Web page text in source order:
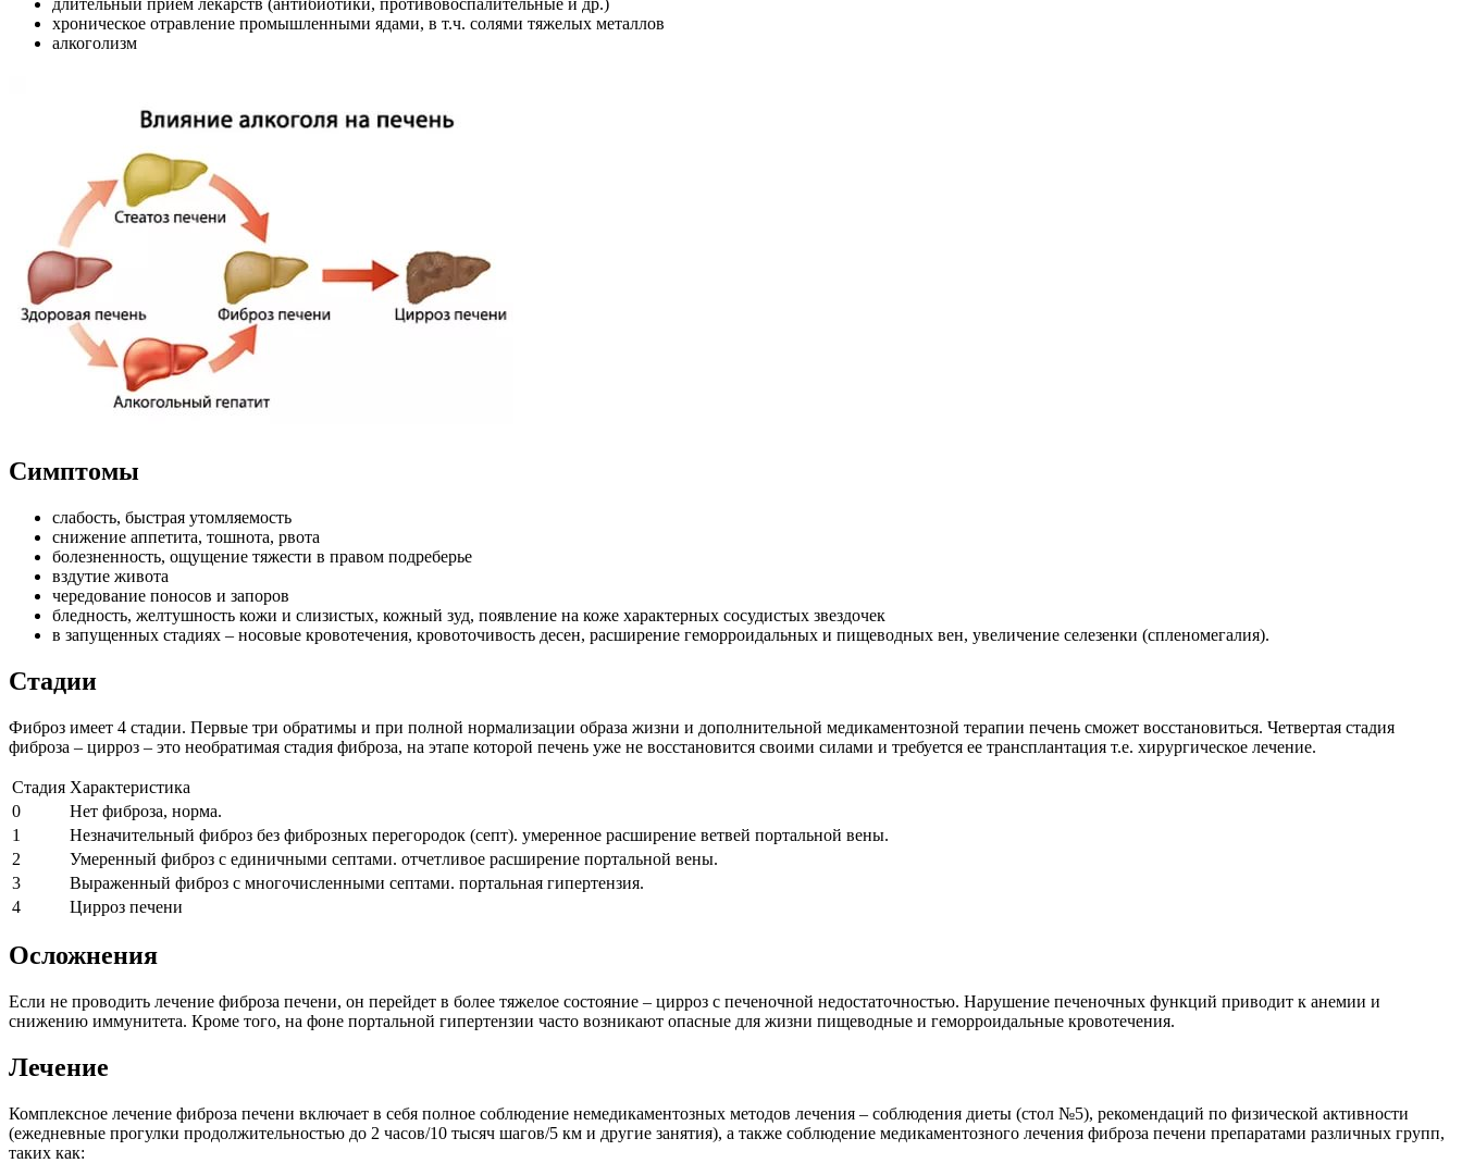
длительный прием лекарств (антибиотики, противовоспалительные и др.)
хроническое отравление промышленными ядами, в т.ч. солями тяжелых металлов
алкоголизм
Симптомы
слабость, быстрая утомляемость
снижение аппетита, тошнота, рвота
болезненность, ощущение тяжести в правом подреберье
вздутие живота
чередование поносов и запоров
бледность, желтушность кожи и слизистых, кожный зуд, появление на коже характерных сосудистых звездочек
в запущенных стадиях – носовые кровотечения, кровоточивость десен, расширение геморроидальных и пищеводных вен, увеличение селезенки (спленомегалия).
Стадии
Фиброз имеет 4 стадии. Первые три обратимы и при полной нормализации образа жизни и дополнительной медикаментозной терапии печень сможет восстановиться. Четвертая стадия
фиброза – цирроз – это необратимая стадия фиброза, на этапе которой печень уже не восстановится своими силами и требуется ее трансплантация т.е. хирургическое лечение.
Стадия Характеристика
0
Нет фиброза, норма.
1
Незначительный фиброз без фиброзных перегородок (септ). умеренное расширение ветвей портальной вены.
2
Умеренный фиброз с единичными септами. отчетливое расширение портальной вены.
3
Выраженный фиброз с многочисленными септами. портальная гипертензия.
4
Цирроз печени
Осложнения
Если не проводить лечение фиброза печени, он перейдет в более тяжелое состояние – цирроз с печеночной недостаточностью. Нарушение печеночных функций приводит к анемии и
снижению иммунитета. Кроме того, на фоне портальной гипертензии часто возникают опасные для жизни пищеводные и геморроидальные кровотечения.
Лечение
Комплексное лечение фиброза печени включает в себя полное соблюдение немедикаментозных методов лечения – соблюдения диеты (стол №5), рекомендаций по физической активности
(ежедневные прогулки продолжительностью до 2 часов/10 тысяч шагов/5 км и другие занятия), а также соблюдение медикаментозного лечения фиброза печени препаратами различных групп,
таких как: